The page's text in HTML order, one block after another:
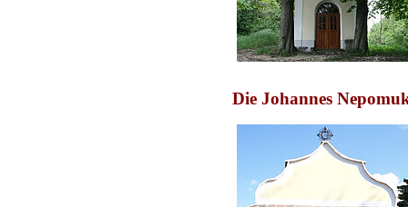
Die Johannes